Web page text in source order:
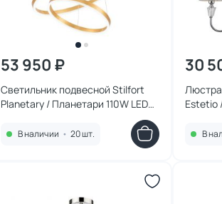
53 950 ₽
Светильник подвесной Stilfort
Planetary / Планетари 110W LED
холодный) 4005/05/03P
В наличии • 20 шт.
30
Estetio
В